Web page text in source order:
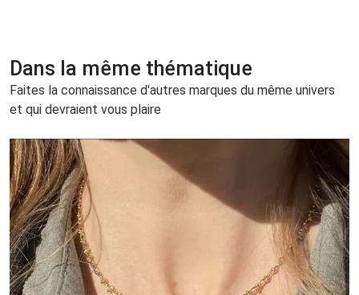
Dans la même thématique
Faites la connaissance d'autres marques du même univers
et qui devraient vous plaire